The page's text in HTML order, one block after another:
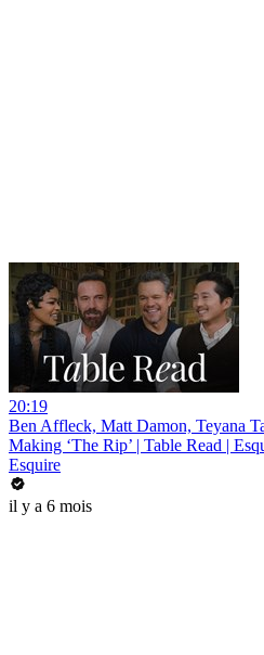
20:19
Ben Affleck, Matt Damon, Teyana
Making ‘The Rip’ | Table Read |
Esquire
il y a 6 mois